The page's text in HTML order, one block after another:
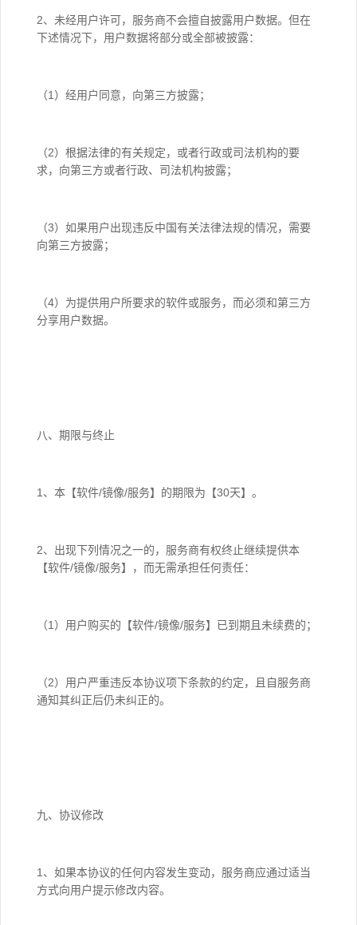
2、未经用户许可，服务商不会擅自披露用户数据。但在
下述情况下，用户数据将部分或全部被披露：
（1）经用户同意，向第三方披露；
（2）根据法律的有关规定，或者行政或司法机构的要
求，向第三方或者行政、司法机构披露；
（3）如果用户出现违反中国有关法律法规的情况，需要
向第三方披露；
（4）为提供用户所要求的软件或服务，而必须和第三方
分享用户数据。
八、期限与终止
1、本【软件/镜像/服务】的期限为【30天】。
2、出现下列情况之一的，服务商有权终止继续提供本
【软件/镜像/服务】，而无需承担任何责任：
（1）用户购买的【软件/镜像/服务】已到期且未续费的；
（2）用户严重违反本协议项下条款的约定，且自服务商
通知其纠正后仍未纠正的。
九、协议修改
1、如果本协议的任何内容发生变动，服务商应通过适当
方式向用户提示修改内容。